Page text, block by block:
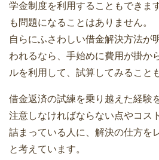
学金制度を利用することもできま
も問題になることはありません。
自らにふさわしい借金解決方法が
われるなら、手始めに費用が掛か
ルを利用して、試算してみること
借金返済の試練を乗り越えた経験
注意しなければならない点やコス
詰まっている人に、解決の仕方を
と考えています。